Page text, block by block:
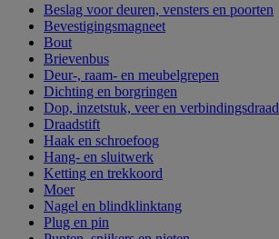
Beslag voor deuren, vensters en poorten
Bevestigingsmagneet
Bout
Brievenbus
Deur-, raam- en meubelgrepen
Dichting en borgringen
Dop, inzetstuk, veer en verbindingsdraad
Draadstift
Haak en schroefoog
Hang- en sluitwerk
Ketting en trekkoord
Moer
Nagel en blindklinktang
Plug en pin